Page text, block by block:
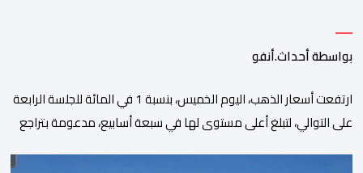
بواسطة أحداث.أنفو
ارتفعت أسعار الذهب، اليوم الخميس، بنسبة 1 في المائة للجلسة الرابعة
على التوالي، لتبلغ أعلى مستوى لها في سبعة أسابيع، مدعومة بتراجع